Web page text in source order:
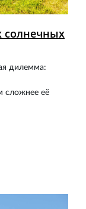
солнечных
дилемма:
сложнее её